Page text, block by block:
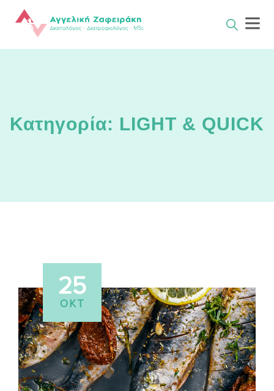
Κατηγορία: LIGHT & QUICK
25
ΟΚΤ